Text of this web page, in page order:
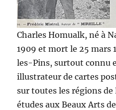
Charles Homualk, né à
1909 et mort le 25
les-Pins, surtout connu
illustrateur de cartes
sur toutes les régions de
études aux Beaux Arts